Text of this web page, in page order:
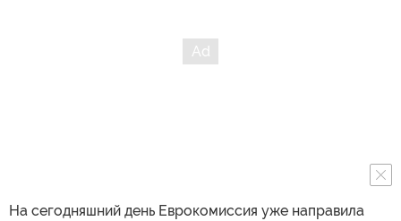
На сегодняшний день Еврокомиссия уже направила